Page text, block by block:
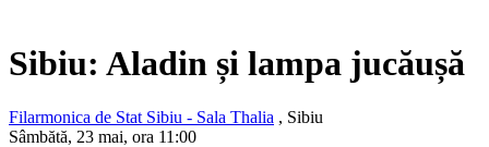
Sibiu: Aladin și lampa jucăușă
Filarmonica de Stat Sibiu - Sala Thalia , Sibiu
Sâmbătă, 23 mai, ora 11:00